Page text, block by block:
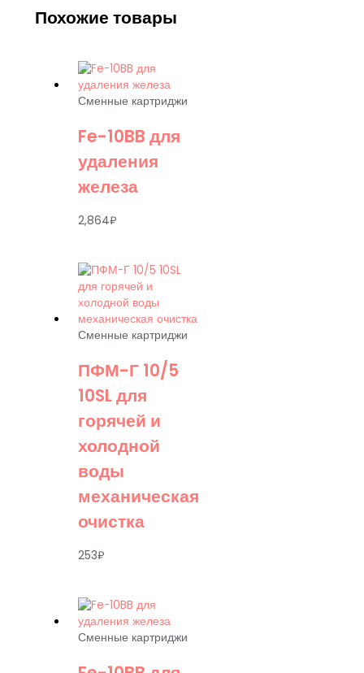
Похожие товары
Сменные картриджи
Fe-10BB для
удаления
железа
2,864₽
Сменные картриджи
ПФМ-Г 10/5
10SL для
горячей и
холодной
воды
механическая
очистка
253₽
Сменные картриджи